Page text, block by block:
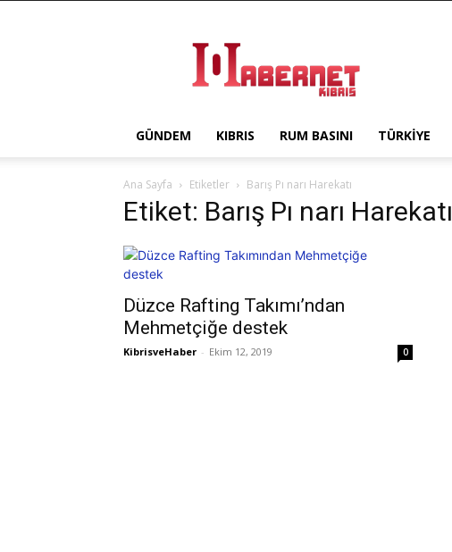
Kıbrıs
GÜNDEM KIBRIS RUM BASINI TÜRKIYE
Ana Sayfa Etiketler Barış Pı narı Harekatı
Etiket: Barış Pı narı Harekatı
Düzce Rafting Takımı’ndan
Mehmetçiğe destek
KibrisveHaber - Ekim 12, 2019 0